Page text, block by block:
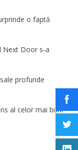
o faptă
Next Door s‑a
profunde
al celor mai buni